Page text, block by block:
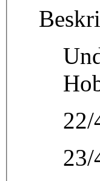
22/